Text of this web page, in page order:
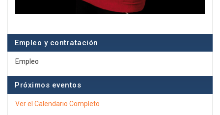
Empleo y contratación
Empleo
Próximos eventos
Ver el Calendario Completo